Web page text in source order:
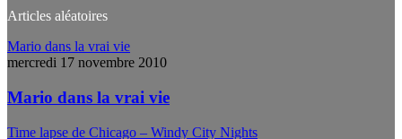
Articles aléatoires
Mario dans la vrai vie
mercredi 17 novembre 2010
Mario dans la vrai vie
Time lapse de Chicago – Windy City Nights